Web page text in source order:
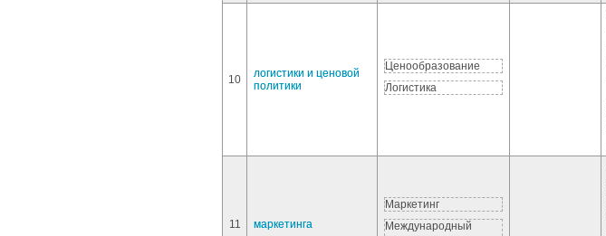
10
логистики и ценовой
политики
Ценообразование
Логистика
11 маркетинга
Маркетинг
Международный